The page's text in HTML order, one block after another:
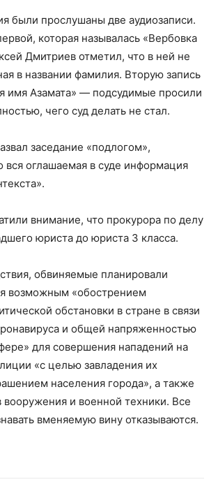
были прослушаны две аудиозаписи.
которая называлась «Вербовка
Дмитриев отметил, что в ней не
в названии фамилия. Вторую запись
имя Азамата» — подсудимые просили
чего суд делать не стал.
заседание «подлогом»,
вся оглашаемая в суде информация
внимание, что прокурора по делу
юриста до юриста 3 класса.
обвиняемые планировали
возможным «обострением
обстановки в стране в связи
и общей напряженностью
для совершения нападений на
«с целью завладения их
населения города», а также
вооружения и военной техники. Все
вменяемую вину отказываются.